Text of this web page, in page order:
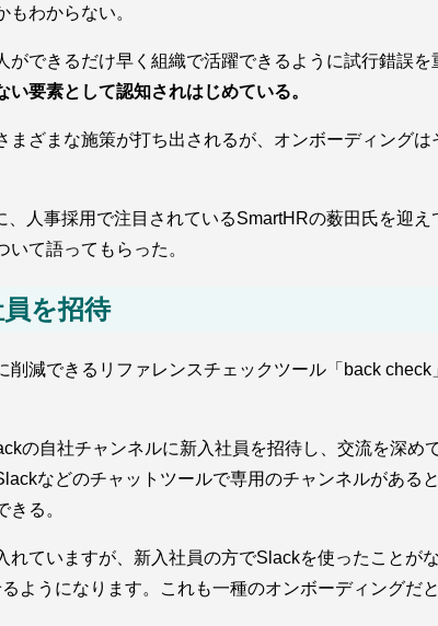
わからない。
できるだけ早く組織で活躍できるように試行錯誤
要素として認知されはじめている。
ざまな施策が打ち出されるが、オンボーディング
人事採用で注目されているSmartHRの薮田氏を迎
て語ってもらった。
を招待
減できるリファレンスチェックツール「back
の自社チャンネルに新入社員を招待し、交流を深
などのチャットツールで専用のチャンネルがあ
る。
れていますが、新入社員の方でSlackを使ったこと
ようになります。これも一種のオンボーディングだ